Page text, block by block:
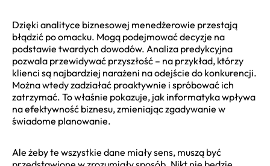
Dzięki analityce biznesowej menedżerowie przestają
błądzić po omacku. Mogą podejmować decyzje na
podstawie twardych dowodów. Analiza predykcyjna
pozwala przewidywać przyszłość – na przykład, którzy
klienci są najbardziej narażeni na odejście do konkurencji.
Można wtedy zadziałać proaktywnie i spróbować ich
zatrzymać. To właśnie pokazuje, jak informatyka wpływa
na efektywność biznesu, zmieniając zgadywanie w
świadome planowanie.
Ale żeby te wszystkie dane miały sens, muszą być